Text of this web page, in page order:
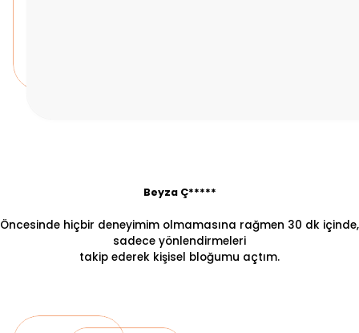
Beyza Ç*****
Öncesinde hiçbir deneyimim olmamasına rağmen 30 dk içinde,
sadece yönlendirmeleri
takip ederek kişisel bloğumu açtım.